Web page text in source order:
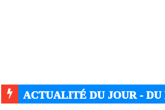
ACTUALITÉ DU JOUR - DU